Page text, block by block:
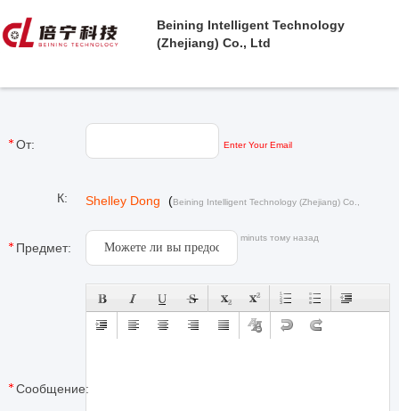
Beining Intelligent Technology
(Zhejiang) Co., Ltd
От: Enter Your Email
К: Shelley Dong (Beining Intelligent Technology (Zhejiang) Co.,
Ltd Последнее Войти : 1 часов 40 minuts тому назад
Предмет:
Сообщение: